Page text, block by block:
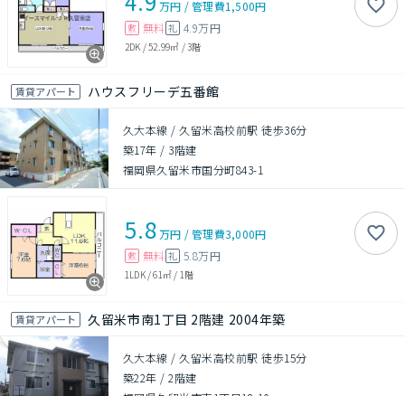
万円 /管理費1,500円
敷 無料 礼 4.9万円
2DK /52.99㎡ /3階
賃貸アパート ハウスフリーデ五番館
久大本線 / 久留米高校前駅 徒歩36分
築17年 / 3階建
福岡県久留米市国分町843-1
5.8万円 /管理費3,000円
敷 無料 礼 5.8万円
1LDK/61㎡ / 1階
賃貸アパート 久留米市南1丁目 2階建 2004年築
久大本線 / 久留米高校前駅 徒歩15分
築22年 /2階建